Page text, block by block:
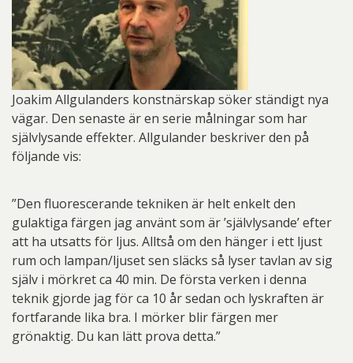
Joakim Allgulanders konstnärskap söker ständigt nya
vägar. Den senaste är en serie målningar som har
självlysande effekter. Allgulander beskriver den på
följande vis:
”Den fluorescerande tekniken är helt enkelt den
gulaktiga färgen jag använt som är ’självlysande’ efter
att ha utsatts för ljus. Alltså om den hänger i ett ljust
rum och lampan/ljuset sen släcks så lyser tavlan av sig
själv i mörkret ca 40 min. De första verken i denna
teknik gjorde jag för ca 10 år sedan och lyskraften är
fortfarande lika bra. I mörker blir färgen mer
grönaktig. Du kan lätt prova detta.”